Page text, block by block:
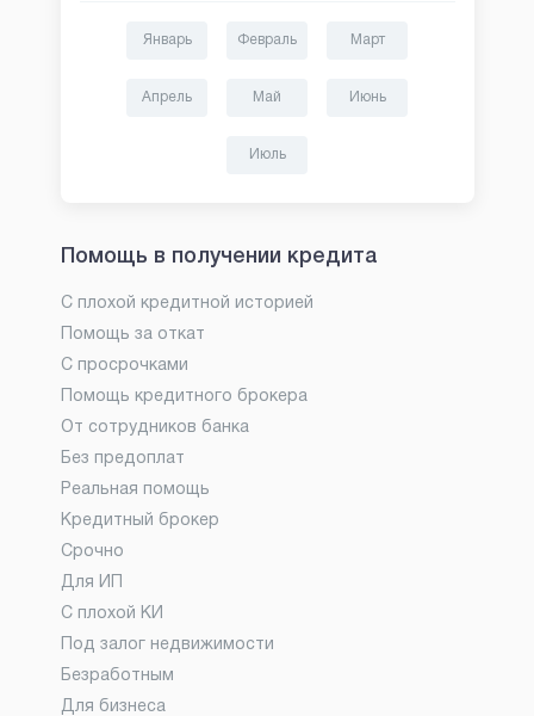
Январь Февраль Март
Апрель Май Июнь
Июль
Помощь в получении кредита
С плохой кредитной историей
Помощь за откат
С просрочками
Помощь кредитного брокера
От сотрудников банка
Без предоплат
Реальная помощь
Кредитный брокер
Срочно
Для ИП
С плохой КИ
Под залог недвижимости
Безработным
Для бизнеса